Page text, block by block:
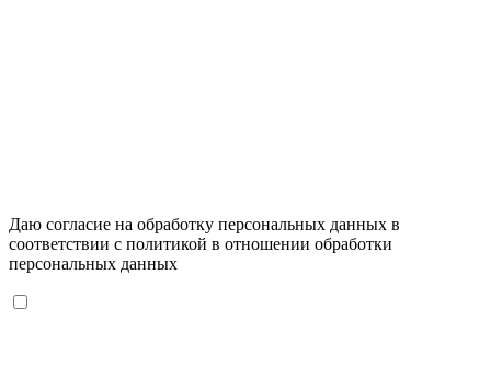
Даю согласие на обработку персональных данных в
соответствии с политикой в отношении обработки
персональных данных